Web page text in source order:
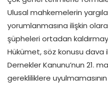
Ulusal mahkemelerin
yorumlanmasına ilişkin
şüpheleri ortadan
Hükümet, söz konusu dava
Dernekler Kanunu’nun 21.
gerekliliklere